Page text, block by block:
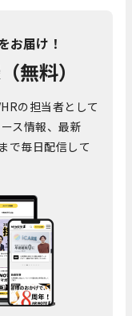
お届け！
無料）
の担当者として
ス情報、最新
で毎日配信して